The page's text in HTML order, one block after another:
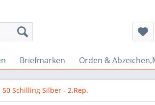
Briefmarken Orden &
50 Schilling Silber - 2.Rep.